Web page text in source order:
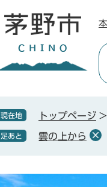
現在地 トップページ >
足あと 雲の上から